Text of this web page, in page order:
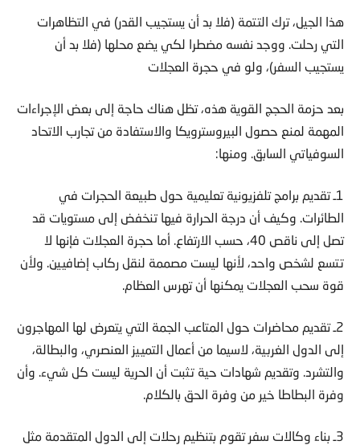
التي رحلت. ووجد نفسه مضطرا لكي يضع محلها (فلا بد أن
يستجيب السفر)، ولو في حجرة العجلات
المهمة لمنع حصول البيروسترويكا والاستفادة من تجارب الاتحاد
السوفياتي السابق. ومنها:
الطائرات. وكيف أن درجة الحرارة فيها تنخفض إلى مستويات قد
تصل إلى ناقص 40، حسب الارتفاع. أما حجرة العجلات فإنها لا
تتسع لشخص واحد، لأنها ليست مصممة لنقل ركاب إضافيين. ولأن
قوة سحب العجلات يمكنها أن تهرس العظام.
إلى الدول الغربية، لاسيما من أعمال التمييز العنصري، والبطالة،
والتشرد. وتقديم شهادات حية تثبت أن الحرية ليست كل شيء. وأن
وفرة البطاطا خير من وفرة الحق بالكلام.